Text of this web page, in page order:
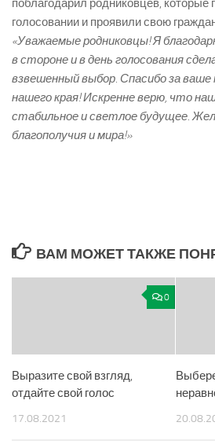
поблагодарил родниковцев, которые
голосовании и проявили свою
«Уважаемые родниковцы! Я
в стороне и в день голосования
взвешенный выбор. Спасибо за ваше
нашего края! Искренне верю, что
стабильное и светлое будущее.
благополучия и мира!»
ВАМ МОЖЕТ ТАКЖЕ
0
Выразите свой взгляд,
отдайте свой голос
17.08.2021